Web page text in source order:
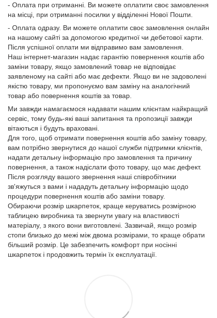
- Оплата при отриманні. Ви можете оплатити своє замовлення
на місці, при отриманні посилки у відділенні Нової Пошти.
- Оплата одразу. Ви можете оплатити своє замовлення онлайн
на нашому сайті за допомогою кредитної чи дебетової карти.
Після успішної оплати ми відправимо вам замовлення.
Наш інтернет-магазин надає гарантію повернення коштів або
заміни товару, якщо замовлений товар не відповідає
заявленому на сайті або має дефекти. Якщо ви не задоволені
якістю товару, ми пропонуємо вам заміну на аналогічний
товар або повернення коштів за товар.
Ми завжди намагаємося надавати нашим клієнтам найкращий
сервіс, тому будь-які ваші запитання та пропозиції завжди
вітаються і будуть враховані.
Для того, щоб отримати повернення коштів або заміну товару,
вам потрібно звернутися до нашої служби підтримки клієнтів,
надати детальну інформацію про замовлення та причину
повернення, а також надіслати фото товару, що має дефект.
Після розгляду вашого звернення наші співробітники
зв'яжуться з вами і нададуть детальну інформацію щодо
процедури повернення коштів або заміни товару.
Обираючи розмір шкарпеток, краще керуватись розмірною
таблицею виробника та звернути увагу на властивості
матеріалу, з якого вони виготовлені. Зазвичай, якщо розмір
стопи близько до межі між двома розмірами, то краще обрати
більший розмір. Це забезпечить комфорт при носінні
шкарпеток і продовжить термін їх експлуатації.